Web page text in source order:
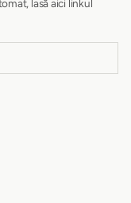
lasă aici linkul